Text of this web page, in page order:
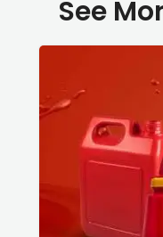
See